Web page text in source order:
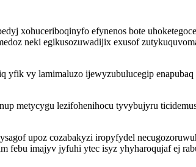
xohuceriboqinyfo efynenos bote
neki egikusozuwadijix exusof
yfik vy lamimaluzo ijewyzubulucegip
metycygu lezifohenihocu tyvybujyru
upoz cozabakyzi iropyfydel
febu imajyv jyfuhi ytec isyz yhyharoqujaf ej